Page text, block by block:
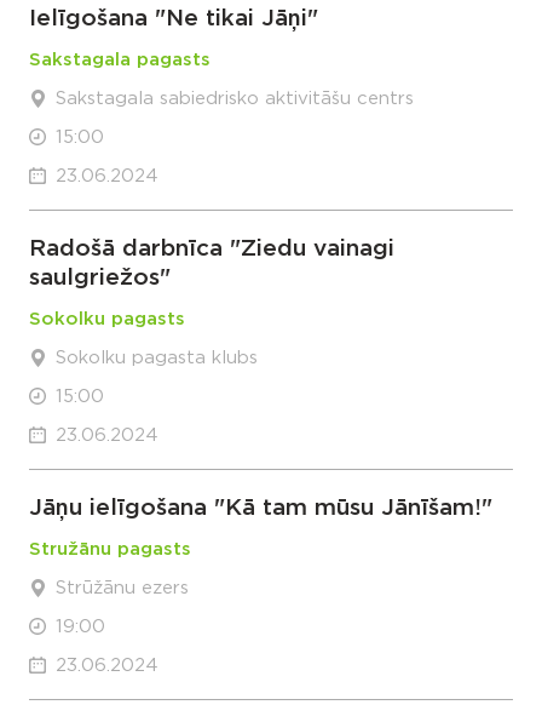
Ielīgošana "Ne tikai Jāņi"
Sakstagala pagasts
Sakstagala sabiedrisko aktivitāšu centrs
15:00
23.06.2024
Radošā darbnīca "Ziedu vainagi
saulgriežos"
Sokolku pagasts
Sokolku pagasta klubs
15:00
23.06.2024
Jāņu ielīgošana "Kā tam mūsu Jānīšam!"
Stružānu pagasts
Strūžānu ezers
19:00
23.06.2024